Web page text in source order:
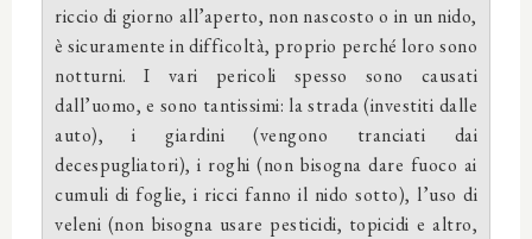
riccio di giorno all’aperto, non nascosto o in un nido,
è sicuramente in difficoltà, proprio perché loro sono
notturni. I vari pericoli spesso sono causati
dall’uomo, e sono tantissimi: la strada (investiti dalle
auto), i giardini (vengono tranciati dai
decespugliatori), i roghi (non bisogna dare fuoco ai
cumuli di foglie, i ricci fanno il nido sotto), l’uso di
veleni (non bisogna usare pesticidi, topicidi e altro,